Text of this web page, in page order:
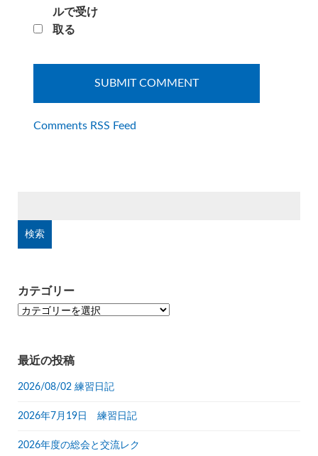
ルで受け
取る
Comments RSS Feed
カテゴリー
カ
ー
最近の投稿
2026/08/02 練習日記
2026年7月19日 練習日記
2026年度の総会と交流レク